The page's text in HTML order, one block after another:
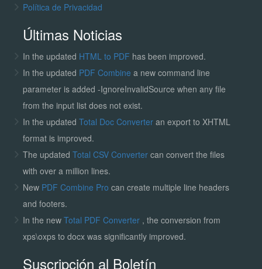
Política de Privacidad
Últimas Noticias
In the updated HTML to PDF has been improved.
In the updated PDF Combine a new command line
parameter is added -IgnoreInvalidSource when any file
from the input list does not exist.
In the updated Total Doc Converter an export to XHTML
format is improved.
The updated Total CSV Convertercan convert the files
with over a million lines.
New PDF Combine Pro can create multiple line headers
and footers.
In the new Total PDF Converter , the conversion from
xps\oxps to docx was significantly improved.
Suscripción al Boletín